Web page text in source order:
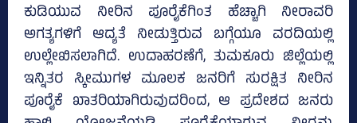
ಕುಡಿಯುವ ನೀರಿನ ಪೂರೈಕೆಗಿಂತ ಹೆಚ್ಚಾಗಿ ನೀರಾವರಿ
ಅಗತ್ಯಗಳಿಗೆ ಆದ್ಯತೆ ನೀಡುತ್ತಿರುವ ಬಗ್ಗೆಯೂ ವರದಿಯಲ್ಲಿ
ಉಲ್ಲೇಖಿಸಲಾಗಿದೆ. ಉದಾಹರಣೆಗೆ, ತುಮಕೂರು ಜಿಲ್ಲೆಯಲ್ಲಿ
ಇನ್ನಿತರ ಸ್ಕೀಮುಗಳ ಮೂಲಕ ಜನರಿಗೆ ಸುರಕ್ಷಿತ ನೀರಿನ
ಪೂರೈಕೆ ಖಾತರಿಯಾಗಿರುವುದರಿಂದ, ಆ ಪ್ರದೇಶದ ಜನರು